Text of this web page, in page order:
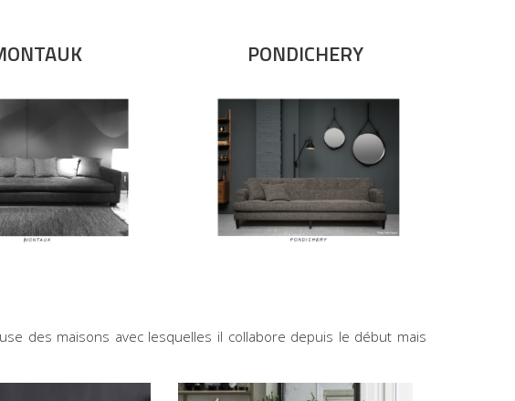
PONDICHERY
des maisons avec lesquelles il collabore depuis le début mais